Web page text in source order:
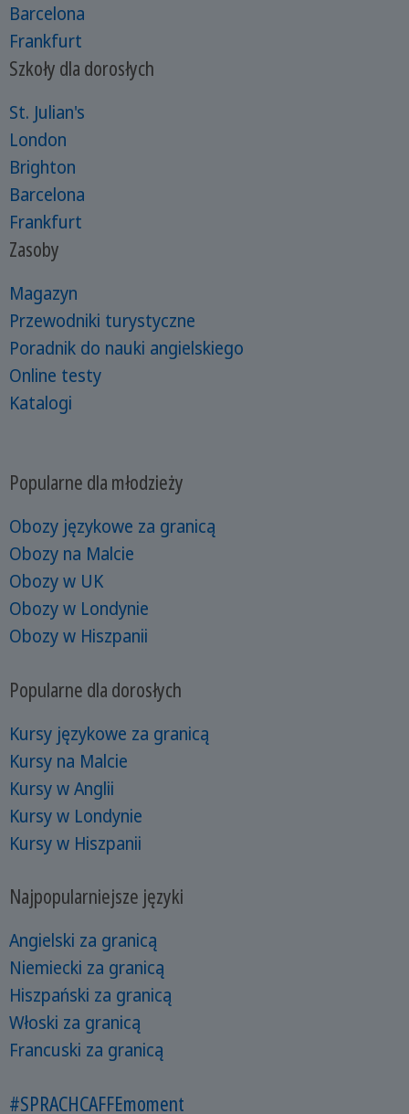
Barcelona
Frankfurt
Szkoły dla dorosłych
St. Julian's
London
Brighton
Barcelona
Frankfurt
Zasoby
Magazyn
Przewodniki turystyczne
Poradnik do nauki angielskiego
Online testy
Katalogi
Popularne dla młodzieży
Obozy językowe za granicą
Obozy na Malcie
Obozy w UK
Obozy w Londynie
Obozy w Hiszpanii
Popularne dla dorosłych
Kursy językowe za granicą
Kursy na Malcie
Kursy w Anglii
Kursy w Londynie
Kursy w Hiszpanii
Najpopularniejsze języki
Angielski za granicą
Niemiecki za granicą
Hiszpański za granicą
Włoski za granicą
Francuski za granicą
#SPRACHCAFFEmoment